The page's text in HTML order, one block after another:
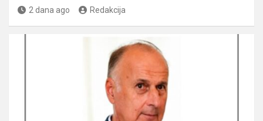
2 dana ago Redakcija